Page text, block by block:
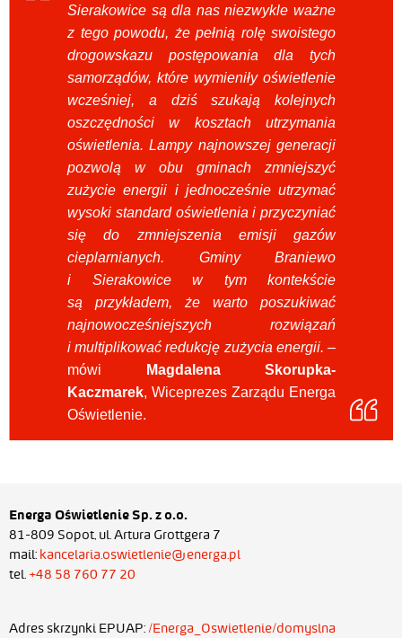
Sierakowice są dla nas niezwykle ważne
z tego powodu, że pełnią rolę swoistego
drogowskazu postępowania dla tych
samorządów, które wymieniły oświetlenie
wcześniej, a dziś szukają kolejnych
oszczędności w kosztach utrzymania
oświetlenia. Lampy najnowszej generacji
pozwolą w obu gminach zmniejszyć
zużycie energii i jednocześnie utrzymać
wysoki standard oświetlenia i przyczyniać
się do zmniejszenia emisji gazów
cieplarnianych.
Gminy Braniewo
i Sierakowice w tym kontekście
są przykładem, że warto poszukiwać
najnowocześniejszych rozwiązań
i multiplikować redukcję zużycia energii. –
mówi
Magdalena Skorupka-
Kaczmarek, Wiceprezes Zarządu Energa
Oświetlenie.
Energa Oświetlenie Sp. z o.o.
81-809 Sopot, ul. Artura Grottgera 7
mail: kancelaria.oswietlenie@energa.pl
tel. +48 58 760 77 20
Adres skrzynki EPUAP:/Energa_Oswietlenie/domyslna